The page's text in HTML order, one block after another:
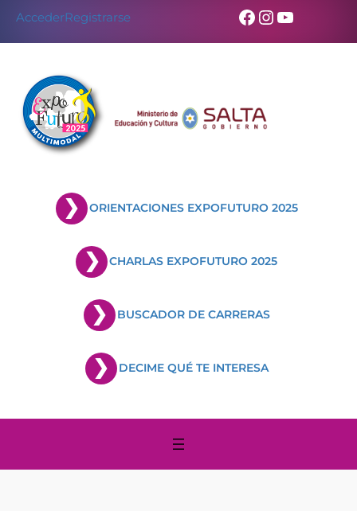
AccederRegistrarse Facebook
Instagram
YouTube
ORIENTACIONES EXPOFUTURO 2025
CHARLAS EXPOFUTURO 2025
BUSCADOR DE CARRERAS
DECIME QUÉ TE INTERESA